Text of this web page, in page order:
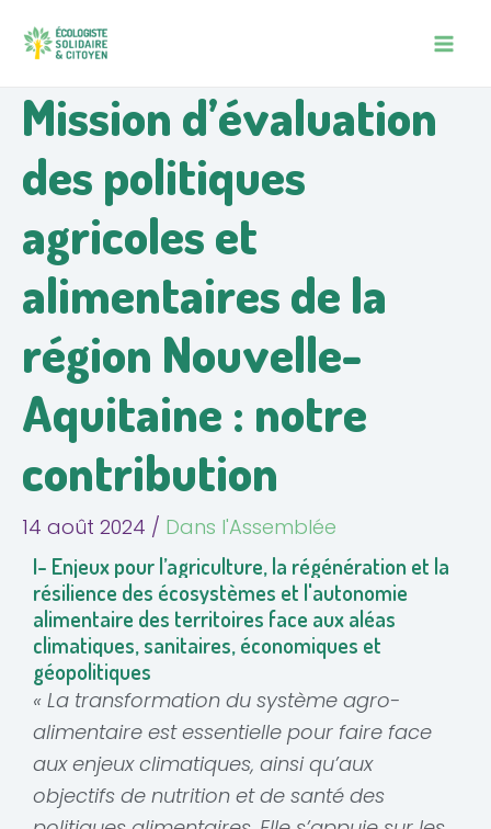
au
MAIN
Mission d’évaluation
des politiques
agricoles et
alimentaires de la
région Nouvelle-
Aquitaine : notre
contribution
14 août 2024 / Dans l'Assemblée
I- Enjeux pour l’agriculture, la régénération et la
résilience des écosystèmes et l'autonomie
alimentaire des territoires face aux aléas
climatiques, sanitaires, économiques et
géopolitiques
« La transformation du système agro-
alimentaire est essentielle pour faire face
aux enjeux climatiques, ainsi qu’aux
objectifs de nutrition et de santé des
des